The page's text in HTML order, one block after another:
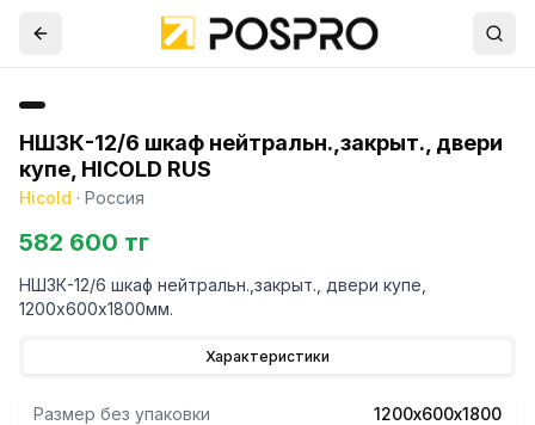
НШЗК-12/6 шкаф нейтральн.,закрыт., двери
купе, HICOLD RUS
Hicold · Россия
582 600 тг
НШЗК-12/6 шкаф нейтральн.,закрыт., двери купе,
1200х600х1800мм.
Характеристики
Размер без упаковки 1200х600х1800